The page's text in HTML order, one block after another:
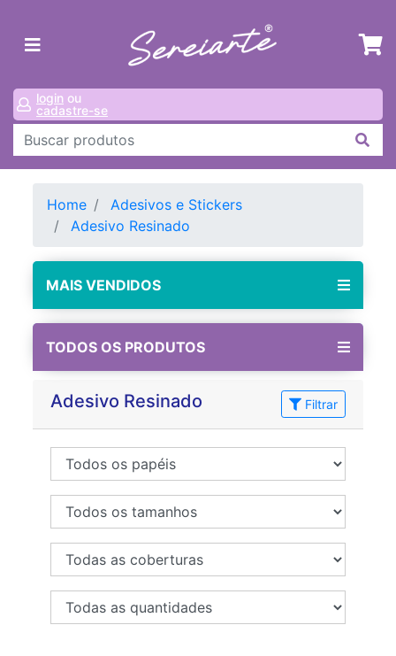
login ou
cadastre-se
Home
Adesivos e Stickers
Adesivo Resinado
MAIS VENDIDOS
TODOS OS PRODUTOS
Adesivo Resinado Filtrar